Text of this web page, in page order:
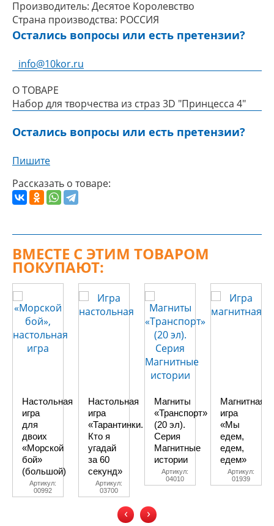
Производитель: Десятое Королевство
Страна производства: РОССИЯ
Остались вопросы или есть претензии?
info@10kor.ru
О ТОВАРЕ
Набор для творчества из страз 3D "Принцесса 4"
Остались вопросы или есть претензии?
Пишите
Рассказать о товаре:
ВМЕСТЕ С ЭТИМ ТОВАРОМ
ПОКУПАЮТ:
Настольная
игра
для
двоих
«Морской
бой»
(большой)
Артикул:
00992
Настольная
игра
«Тарантинки.
Кто я
угадай
за 60
секунд»
Артикул:
03700
Магниты
«Транспорт»
(20 эл).
Серия
Магнитные
истории
Артикул:
04010
Магнитная
игра
«Мы
едем,
едем,
едем»
Артикул:
01939
‹ ›